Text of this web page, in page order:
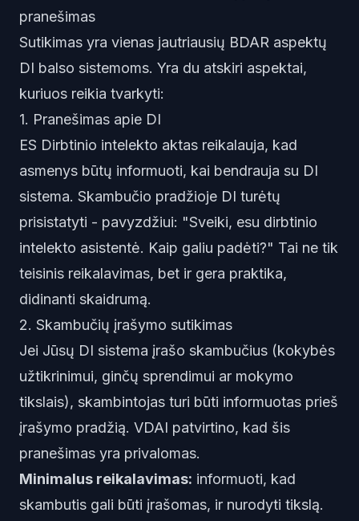
pranešimas
Sutikimas yra vienas jautriausių BDAR aspektų
DI balso sistemoms. Yra du atskiri aspektai,
kuriuos reikia tvarkyti:
1. Pranešimas apie DI
ES Dirbtinio intelekto aktas reikalauja, kad
asmenys būtų informuoti, kai bendrauja su DI
sistema. Skambučio pradžioje DI turėtų
prisistatyti - pavyzdžiui: "Sveiki, esu dirbtinio
intelekto asistentė. Kaip galiu padėti?" Tai ne tik
teisinis reikalavimas, bet ir gera praktika,
didinanti skaidrumą.
2. Skambučių įrašymo sutikimas
Jei Jūsų DI sistema įrašo skambučius (kokybės
užtikrinimui, ginčų sprendimui ar mokymo
tikslais), skambintojas turi būti informuotas prieš
įrašymo pradžią. VDAI patvirtino, kad šis
pranešimas yra privalomas.
Minimalus reikalavimas: informuoti, kad
skambutis gali būti įrašomas, ir nurodyti tikslą.